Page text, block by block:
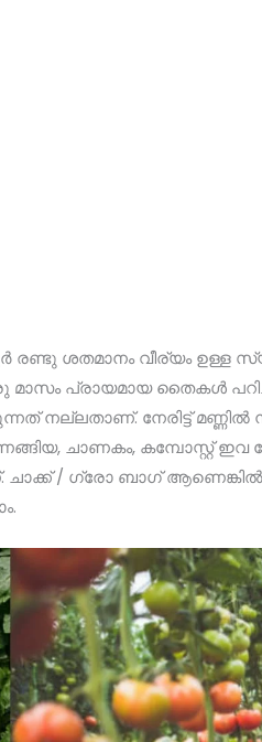
രണ്ടു ശതമാനം വീര്യം
പ്രായമായ തൈകള്‍
നേരിട്ട് മണ്ണില്‍
ചാണകം, കമ്പോസ്റ്റ് ഇവ
ചാക്ക് / ഗ്രോ ബാഗ്‌ ആണെങ്കില്‍